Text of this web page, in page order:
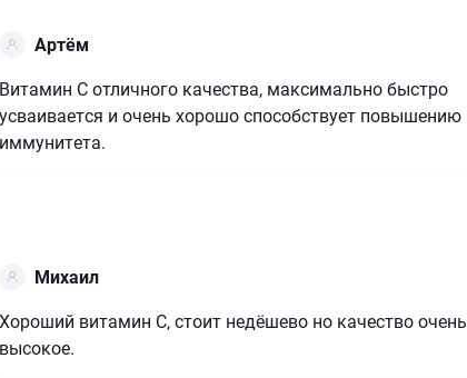
Артём
Витамин С отличного качества, максимально быстро
усваивается и очень хорошо способствует повышению
иммунитета.
Михаил
Хороший витамин С, стоит недёшево но качество очень
высокое.